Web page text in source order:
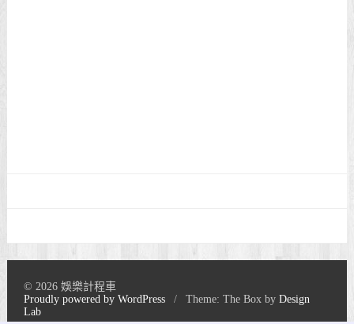
© 2026 娛樂計程車
Proudly powered by WordPress
/ Theme: The Box byDesign
Lab